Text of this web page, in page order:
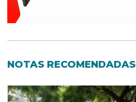
NOTAS RECOMENDADAS